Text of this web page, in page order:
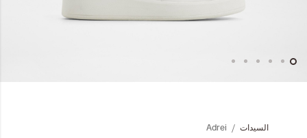
المجموعات
السيدات Adrei